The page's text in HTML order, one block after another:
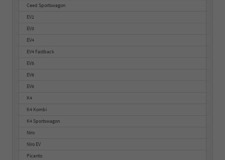
Ceed Sportswagon
EV2
EV3
EV4
EV4 Fastback
EV5
EV6
EV9
K4
K4 Kombi
K4 Sportswagon
Niro
Niro EV
Picanto